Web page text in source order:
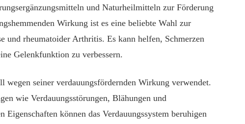
und Naturheilmitteln zur Förderung
Wirkung ist es eine beliebte Wahl zur
und rheumatoider Arthritis. Es kann helfen, Schmerzen
Gelenkfunktion zu verbessern.
seiner verdauungsfördernden Wirkung verwendet.
wie Verdauungsstörungen, Blähungen und
können das Verdauungssystem beruhigen